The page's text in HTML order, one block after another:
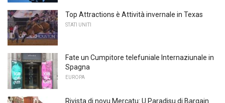
Top Attractions è Attività invernale in Texas
STATI UNITI
Fate un Cumpitore telefuniale Internaziunale in
Spagna
EUROPA
Rivista di novu Mercatu: U Paradisu di Bargain